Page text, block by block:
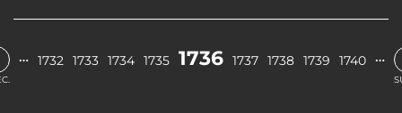
… 1732 1733 1734 1735 1736 1737 1738 1739 1740 …